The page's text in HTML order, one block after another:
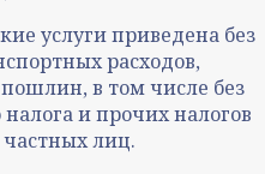
услуги приведена без
расходов,
в том числе без
и прочих налогов
лиц.